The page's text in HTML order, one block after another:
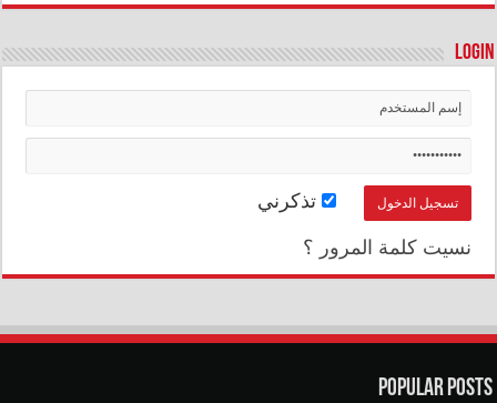
Login
تذكرني
نسيت كلمة المرور ؟
Popular Posts